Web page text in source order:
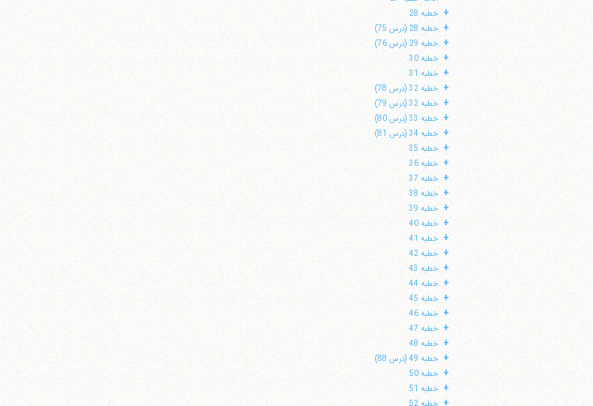
+ خطبه 28
+ خطبه 28 (درس 75)
+ خطبه 29 (درس 76)
+ خطبه 30
+ خطبه 31
+ خطبه 32 (درس 78)
+ خطبه 32 (درس 79)
+ خطبه 33 (درس 80)
+ خطبه 34 (درس 81)
+ خطبه 35
+ خطبه 36
+ خطبه 37
+ خطبه 38
+ خطبه 39
+ خطبه 40
+ خطبه 41
+ خطبه 42
+ خطبه 43
+ خطبه 44
+ خطبه 45
+ خطبه 46
+ خطبه 47
+ خطبه 48
+ خطبه 49 (درس 88)
+ خطبه 50
+ خطبه 51